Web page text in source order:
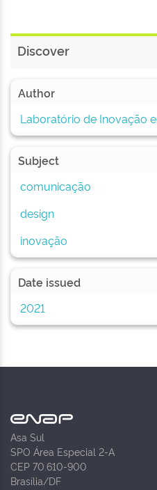
Discover
Author
Laboratório de Inovação
Subject
comunicação
design
inovação
Date issued
2021
Asa Sul
SPO Área Especial 2-A
CEP 70.610-900
Brasília/DF